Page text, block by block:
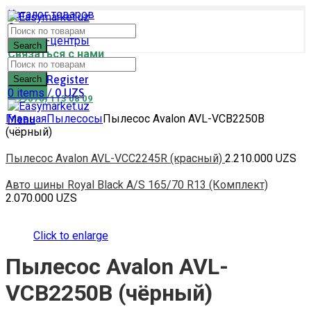
Каталог товаров
Оплата и доставка
Сервис-центры
Связаться с нами
(+99878) 113 08 09
Search
Login / Register
0 items / 0UZS
Menu
Search
ГлавнаяПылесосыПылесос Avalon AVL-VCB2250B
(чёрный)
Пылесос Avalon AVL-VCC2245R (красный) 2.210.000 UZS
Авто шины Royal Black A/S 165/70 R13 (Комплект)
2.070.000 UZS
Click to enlarge
Пылесос Avalon AVL-
VCB2250B (чёрный)